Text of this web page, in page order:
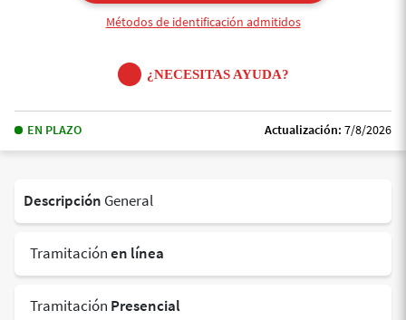
Métodos de identificación admitidos
¿NECESITAS AYUDA?
EN PLAZO Actualización: 7/8/2026
Descripción General
Tramitaciónen línea
Tramitación Presencial